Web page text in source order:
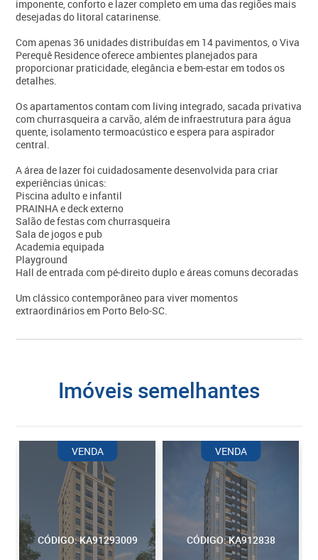
imponente, conforto e lazer completo em uma das regiões mais
desejadas do litoral catarinense.
Com apenas 36 unidades distribuídas em 14 pavimentos, o Viva
Perequê Residence oferece ambientes planejados para
proporcionar praticidade, elegância e bem-estar em todos os
detalhes.
Os apartamentos contam com living integrado, sacada privativa
com churrasqueira a carvão, além de infraestrutura para água
quente, isolamento termoacústico e espera para aspirador
central.
A área de lazer foi cuidadosamente desenvolvida para criar
experiências únicas:
Piscina adulto e infantil
PRAINHA e deck externo
Salão de festas com churrasqueira
Sala de jogos e pub
Academia equipada
Playground
Hall de entrada com pé-direito duplo e áreas comuns decoradas
Um clássico contemporâneo para viver momentos
extraordinários em Porto Belo-SC.
imóveis semelhantes
CÓDIGO: KA91293009
VENDA
CÓDIGO: KA912838
VENDA